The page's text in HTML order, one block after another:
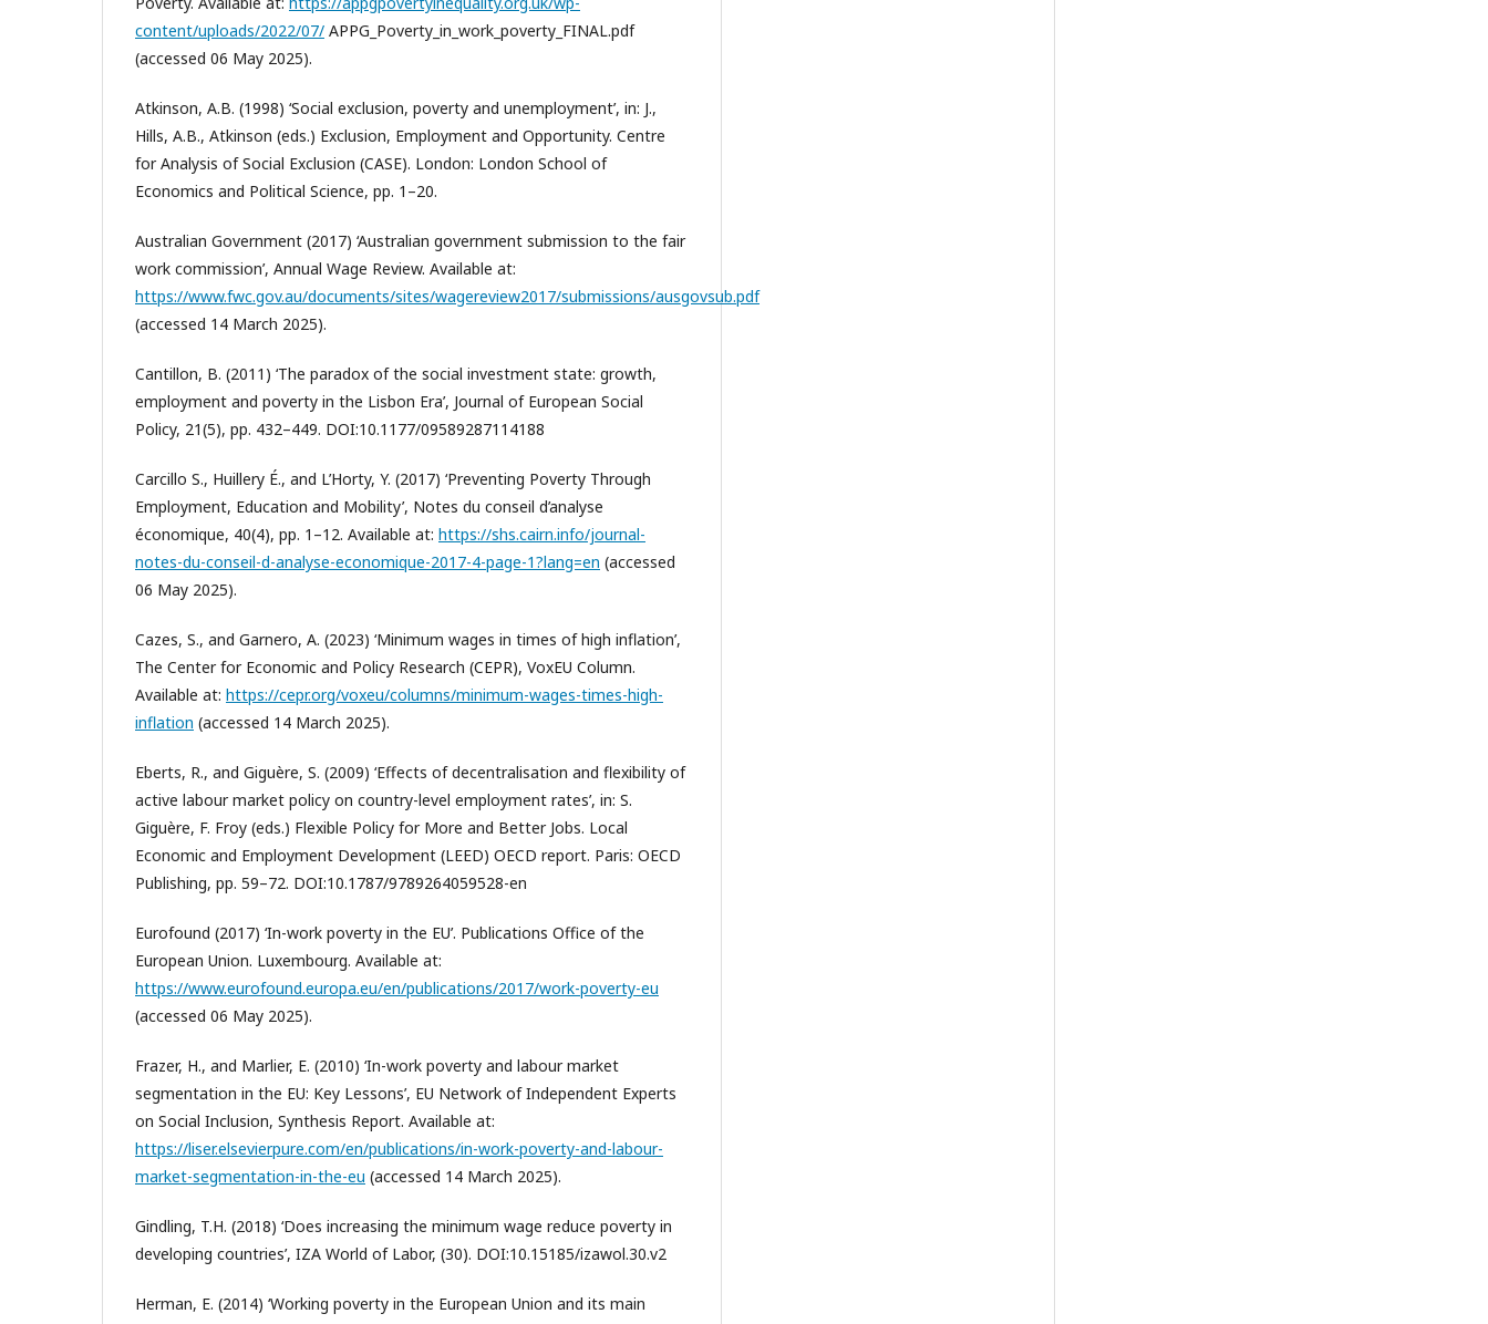
content/uploads/2022/07/ APPG_Poverty_in_work_poverty_FINAL.pdf
(accessed 06 May 2025).
Atkinson, A.B. (1998) ‘Social exclusion, poverty and unemployment’, in: J.,
Hills, A.B., Atkinson (eds.) Exclusion, Employment and Opportunity. Centre
for Analysis of Social Exclusion (CASE). London: London School of
Economics and Political Science, pp. 1–20.
Australian Government (2017) ‘Australian government submission to the fair
work commission’, Annual Wage Review. Available at:
https://www.fwc.gov.au/documents/sites/wagereview2017/submissions/ausgovsub.pdf
(accessed 14 March 2025).
Cantillon, B. (2011) ‘The paradox of the social investment state: growth,
employment and poverty in the Lisbon Era’, Journal of European Social
Policy, 21(5), pp. 432–449. DOI:10.1177/09589287114188
Carcillo S., Huillery É., and L’Horty, Y. (2017) ‘Preventing Poverty Through
Employment, Education and Mobility’, Notes du conseil d’analyse
économique, 40(4), pp. 1–12. Available at: https://shs.cairn.info/journal-
notes-du-conseil-d-analyse-economique-2017-4-page-1?lang=en (accessed
06 May 2025).
Cazes, S., and Garnero, A. (2023) ‘Minimum wages in times of high inflation’,
The Center for Economic and Policy Research (CEPR), VoxEU Column.
Available at: https://cepr.org/voxeu/columns/minimum-wages-times-high-
inflation (accessed 14 March 2025).
Eberts, R., and Giguère, S. (2009) ‘Effects of decentralisation and flexibility of
active labour market policy on country-level employment rates’, in: S.
Giguère, F. Froy (eds.) Flexible Policy for More and Better Jobs. Local
Economic and Employment Development (LEED) OECD report. Paris: OECD
Publishing, pp. 59–72. DOI:10.1787/9789264059528-en
Eurofound (2017) ‘In-work poverty in the EU’. Publications Office of the
European Union. Luxembourg. Available at:
https://www.eurofound.europa.eu/en/publications/2017/work-poverty-eu
(accessed 06 May 2025).
Frazer, H., and Marlier, E. (2010) ‘In-work poverty and labour market
segmentation in the EU: Key Lessons’, EU Network of Independent Experts
on Social Inclusion, Synthesis Report. Available at:
https://liser.elsevierpure.com/en/publications/in-work-poverty-and-labour-
market-segmentation-in-the-eu (accessed 14 March 2025).
Gindling, T.H. (2018) ‘Does increasing the minimum wage reduce poverty in
developing countries’, IZA World of Labor, (30). DOI:10.15185/izawol.30.v2
Herman, E. (2014) ‘Working poverty in the European Union and its main